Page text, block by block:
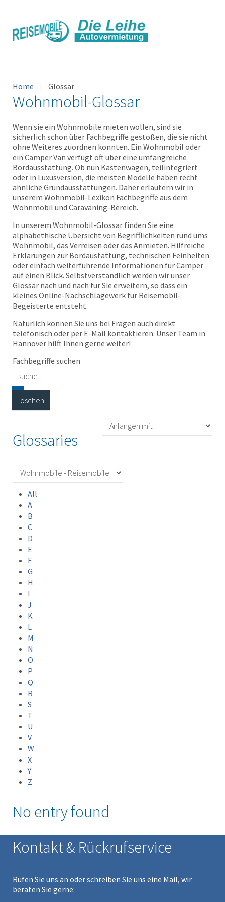
Home Glossar
Wohnmobil-Glossar
Wenn sie ein Wohnmobile mieten wollen, sind sie
sicherlich schon über Fachbegriffe gestoßen, die sie nicht
ohne Weiteres zuordnen konnten. Ein Wohnmobil oder
ein Camper Van verfügt oft über eine umfangreiche
Bordausstattung. Ob nun Kastenwagen, teilintegriert
oder in Luxusversion, die meisten Modelle haben recht
ähnliche Grundausstattungen. Daher erläutern wir in
unserem Wohnmobil-Lexikon Fachbegriffe aus dem
Wohnmobil und Caravaning-Bereich.
In unserem Wohnmobil-Glossar finden Sie eine
alphabethische Übersicht von Begrifflichkeiten rund ums
Wohnmobil, das Verreisen oder das Anmieten. Hilfreiche
Erklärungen zur Bordaustattung, technischen Feinheiten
oder einfach weiterführende Informationen für Camper
auf einen Blick. Selbstverständlich werden wir unser
Glossar nach und nach für Sie erweitern, so dass ein
kleines Online-Nachschlagewerk für Reisemobil-
Begeisterte entsteht.
Natürlich können Sie uns bei Fragen auch direkt
telefonisch oder per E-Mail kontaktieren. Unser Team in
Hannover hilft Ihnen gerne weiter!
Fachbegriffe suchen
Glossaries
All
A
B
C
D
E
F
G
H
I
J
K
L
M
N
O
P
Q
R
S
T
U
V
W
X
Y
Z
No entry found
Kontakt & Rückrufservice
Rufen Sie uns an oder schreiben Sie uns eine Mail, wir
beraten Sie gerne: